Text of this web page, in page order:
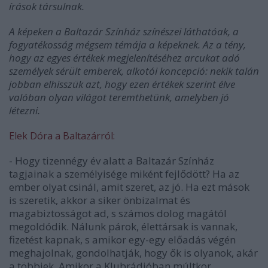
írások társulnak.
A képeken a Baltazár Színház színészei láthatóak, a
fogyatékosság mégsem témája a képeknek. Az a tény,
hogy az egyes értékek megjelenítéséhez arcukat adó
személyek sérült emberek, alkotói koncepció: nekik talán
jobban elhisszük azt, hogy ezen értékek szerint élve
valóban olyan világot teremthetünk, amelyben jó
létezni.
Elek Dóra a Baltazárról:
- Hogy tizennégy év alatt a Baltazár Színház
tagjainak a személyisége miként fejlődött? Ha az
ember olyat csinál, amit szeret, az jó. Ha ezt mások
is szeretik, akkor a siker önbizalmat és
magabiztosságot ad, s számos dolog magától
megoldódik. Nálunk párok, élettársak is vannak,
fizetést kapnak, s amikor egy-egy előadás végén
meghajolnak, gondolhatják, hogy ők is olyanok, akár